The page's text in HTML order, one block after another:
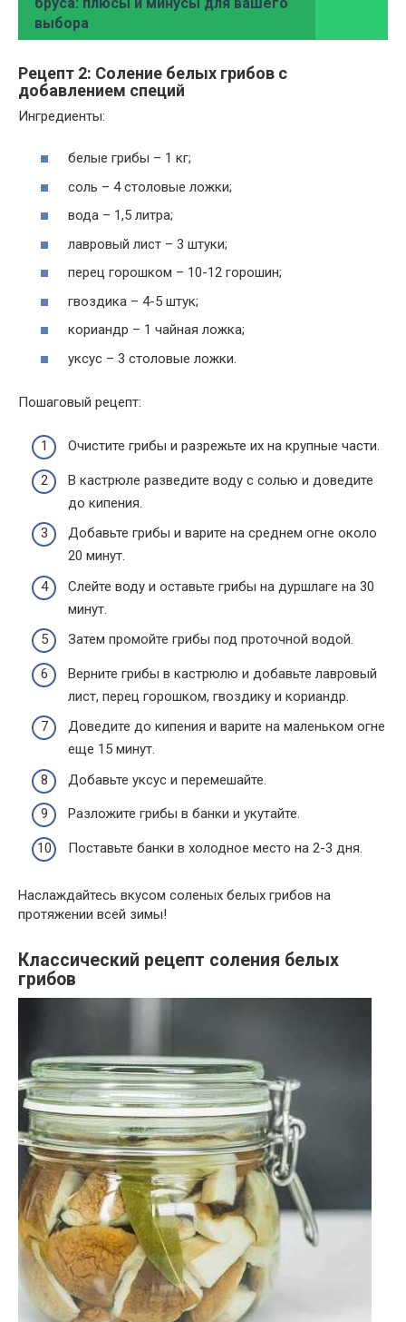
выбора
Рецепт 2: Соление белых грибов с
добавлением специй
Ингредиенты:
белые грибы – 1 кг;
соль – 4 столовые ложки;
вода – 1,5 литра;
лавровый лист – 3 штуки;
перец горошком – 10-12 горошин;
гвоздика – 4-5 штук;
кориандр – 1 чайная ложка;
уксус – 3 столовые ложки.
Пошаговый рецепт:
Очистите грибы и разрежьте их на крупные части.
В кастрюле разведите воду с солью и доведите
до кипения.
Добавьте грибы и варите на среднем огне около
20 минут.
Слейте воду и оставьте грибы на дуршлаге на 30
минут.
Затем промойте грибы под проточной водой.
Верните грибы в кастрюлю и добавьте лавровый
лист, перец горошком, гвоздику и кориандр.
Доведите до кипения и варите на маленьком огне
еще 15 минут.
Добавьте уксус и перемешайте.
Разложите грибы в банки и укутайте.
Поставьте банки в холодное место на 2-3 дня.
Наслаждайтесь вкусом соленых белых грибов на
протяжении всей зимы!
Классический рецепт соления белых
грибов